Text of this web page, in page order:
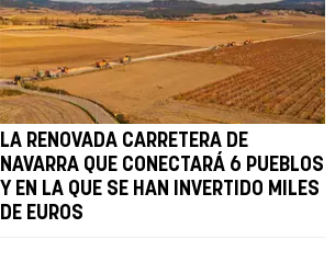
LA RENOVADA CARRETERA DE
NAVARRA QUE CONECTARÁ 6 PUEBLOS
Y EN LA QUE SE HAN INVERTIDO MILES
DE EUROS